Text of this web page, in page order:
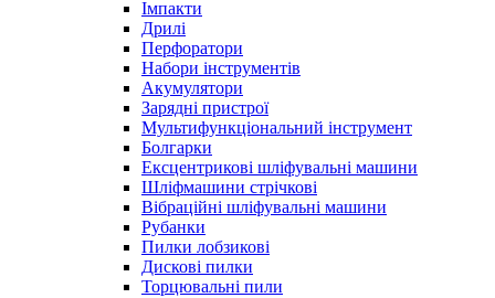
Імпакти
Дрилі
Перфоратори
Набори інструментів
Акумулятори
Зарядні пристрої
Мультифункціональний інструмент
Болгарки
Ексцентрикові шліфувальні машини
Шліфмашини стрічкові
Вібраційні шліфувальні машини
Рубанки
Пилки лобзикові
Дискові пилки
Торцювальні пили